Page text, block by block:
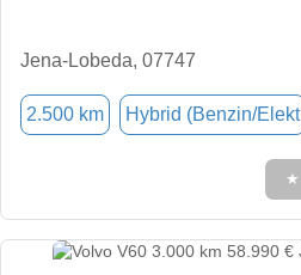
Jena-Lobeda, 07747
2.500 km Hybrid (Benzin/Elekt
★